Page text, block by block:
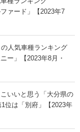
ァード」【2023年7
人気車種ランキング
ー」【2023年8月・
いいと思う「大分県の
位は「別府」【2023年